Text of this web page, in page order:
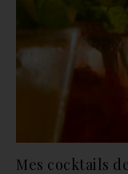
Mes cocktails